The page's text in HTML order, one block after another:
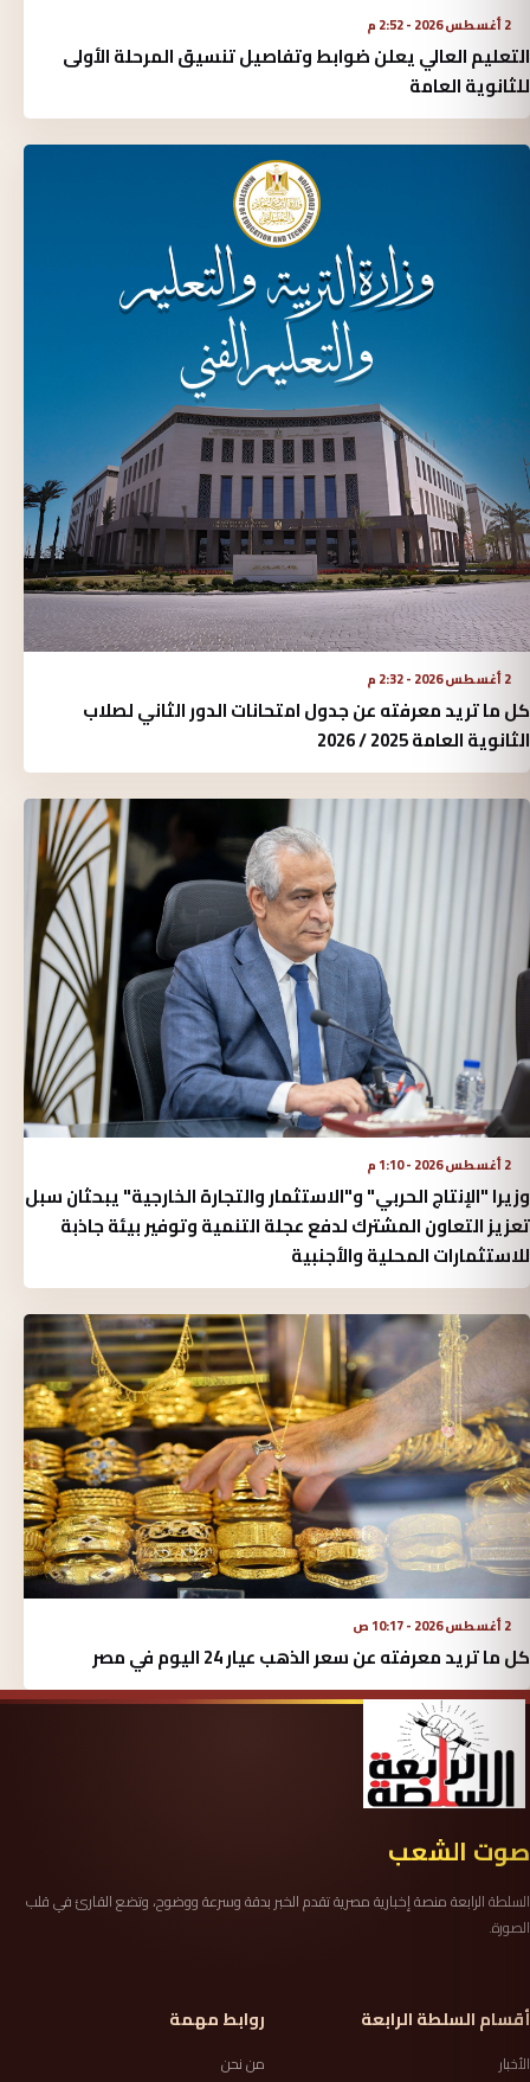
2 أغسطس 2026 - 2:52 م
التعليم العالي يعلن ضوابط وتفاصيل تنسيق المرحلة الأولى
للثانوية العامة
2 أغسطس 2026 - 2:32 م
كل ما تريد معرفته عن جدول امتحانات الدور الثاني لصلاب
الثانوية العامة 2025 / 2026
2 أغسطس 2026 - 1:10 م
وزيرا "الإنتاج الحربي" و"الاستثمار والتجارة الخارجية" يبحثان سبل
تعزيز التعاون المشترك لدفع عجلة التنمية وتوفير بيئة جاذبة
للاستثمارات المحلية والأجنبية
2 أغسطس 2026 - 10:17 ص
كل ما تريد معرفته عن سعر الذهب عيار 24 اليوم في مصر
صوت الشعب
السلطة الرابعة منصة إخبارية مصرية تقدم الخبر بدقة وسرعة ووضوح، وتضع القارئ في قلب
الصورة.
أقسام السلطة الرابعة
الأخبار
روابط مهمة
من نحن